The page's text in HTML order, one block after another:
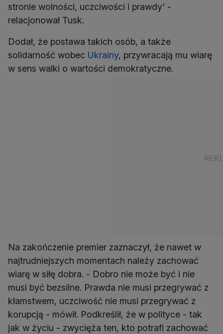
stronie wolności, uczciwości i prawdy' -
relacjonował Tusk.
Dodał, że postawa takich osób, a także
solidarność wobec Ukrainy, przywracają mu wiarę
w sens walki o wartości demokratyczne.
Na zakończenie premier zaznaczył, że nawet w
najtrudniejszych momentach należy zachować
wiarę w siłę dobra. - Dobro nie może być i nie
musi być bezsilne. Prawda nie musi przegrywać z
kłamstwem, uczciwość nie musi przegrywać z
korupcją - mówił. Podkreślił, że w polityce - tak
jak w życiu - zwycięża ten, kto potrafi zachować